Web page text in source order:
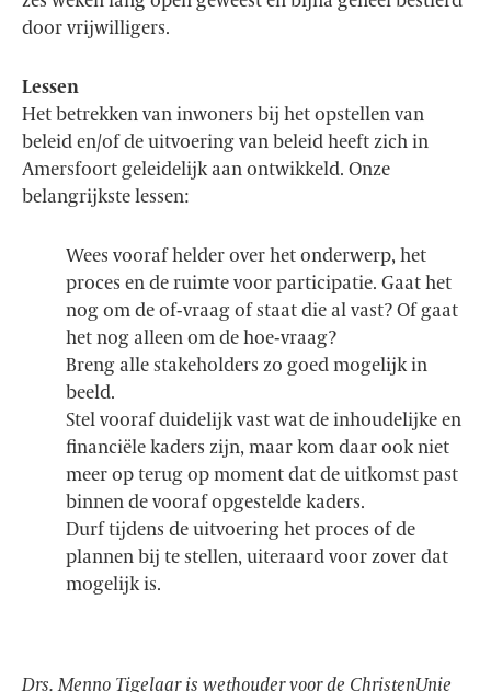
door vrijwilligers.
Lessen
Het betrekken van inwoners bij het opstellen van
beleid en/of de uitvoering van beleid heeft zich in
Amersfoort geleidelijk aan ontwikkeld. Onze
belangrijkste lessen:
Wees vooraf helder over het onderwerp, het
proces en de ruimte voor participatie. Gaat het
nog om de of-vraag of staat die al vast? Of gaat
het nog alleen om de hoe-vraag?
Breng alle stakeholders zo goed mogelijk in
beeld.
Stel vooraf duidelijk vast wat de inhoudelijke en
financiële kaders zijn, maar kom daar ook niet
meer op terug op moment dat de uitkomst past
binnen de vooraf opgestelde kaders.
Durf tijdens de uitvoering het proces of de
plannen bij te stellen, uiteraard voor zover dat
mogelijk is.
Drs. Menno Tigelaar is wethouder voor de ChristenUnie